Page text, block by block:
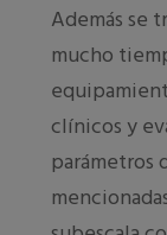
Además se
mucho
clínicos y
parámetros